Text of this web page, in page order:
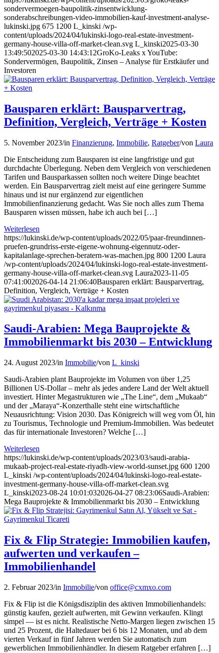
sondervermoegen-baupolitik-zinsentwicklung-
sonderabschreibungen-video-immobilien-kauf-investment-analyse-
lukinski.jpg 675 1200 L_kinski /wp-
content/uploads/2024/04/lukinski-logo-real-estate-investment-
germany-house-villa-off-market-clean.svg L_kinski2025-03-30
13:49:502025-03-30 14:43:12GroKo-Leaks x YouTube:
Sondervermögen, Baupolitik, Zinsen – Analyse für Erstkäufer und
Investoren
Bausparen erklärt: Bausparvertrag,
Definition, Vergleich, Verträge + Kosten
5. November 2023/in Finanzierung, Immobilie, Ratgeber/von Laura
Die Entscheidung zum Bausparen ist eine langfristige und gut
durchdachte Überlegung. Neben dem Vergleich von verschiedenen
Tarifen und Bausparkassen sollten noch weitere Dinge beachtet
werden. Ein Bausparvertrag zielt meist auf eine geringere Summe
hinaus und ist nur ergänzend zur eigentlichen
Immobilienfinanzierung gedacht. Was Sie noch alles zum Thema
Bausparen wissen müssen, habe ich auch bei […]
Weiterlesen
https://lukinski.de/wp-content/uploads/2022/05/paar-freundinnen-
pruefen-grundriss-erste-eigene-wohnung-eigennutz-oder-
kapitalanlage-sprechen-beratern-was-machen.jpg 800 1200 Laura
/wp-content/uploads/2024/04/lukinski-logo-real-estate-investment-
germany-house-villa-off-market-clean.svg Laura2023-11-05
07:41:002026-04-14 21:06:40Bausparen erklärt: Bausparvertrag,
Definition, Vergleich, Verträge + Kosten
Saudi-Arabien: Mega Bauprojekte &
Immobilienmarkt bis 2030 – Entwicklung
24. August 2023/in Immobilie/von L_kinski
Saudi-Arabien plant Bauprojekte im Volumen von über 1,25
Billionen US-Dollar – mehr als jedes andere Land der Welt aktuell
investiert. Hinter Megastrukturen wie „The Line“, dem „Mukaab“
und der „Maraya“-Konzerthalle steht eine wirtschaftliche
Neuausrichtung: Vision 2030. Das Königreich will weg vom Öl, hin
zu Tourismus, Technologie und Premium-Immobilien. Was bedeutet
das für internationale Investoren? Welche […]
Weiterlesen
https://lukinski.de/wp-content/uploads/2023/03/saudi-arabia-
mukaab-project-real-estate-riyadh-view-world-sunset.jpg 600 1200
L_kinski /wp-content/uploads/2024/04/lukinski-logo-real-estate-
investment-germany-house-villa-off-market-clean.svg
L_kinski2023-08-24 10:01:032026-04-27 08:23:06Saudi-Arabien:
Mega Bauprojekte & Immobilienmarkt bis 2030 – Entwicklung
Fix & Flip Strategie: Immobilien kaufen,
aufwerten und verkaufen –
Immobilienhandel
2. Februar 2023/in Immobilie/von office@cxmxo.com
Fix & Flip ist die Königsdisziplin des aktiven Immobilienhandels:
günstig kaufen, gezielt aufwerten, mit Gewinn verkaufen. Klingt
simpel — ist es nicht. Realistische Netto-Margen liegen zwischen 15
und 25 Prozent, die Haltedauer bei 6 bis 12 Monaten, und ab dem
vierten Verkauf in fünf Jahren werden Sie automatisch zum
gewerblichen Immobilienhändler. In diesem Ratgeber erfahren […]